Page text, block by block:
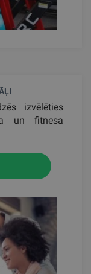
izvēlēties
un fitnesa